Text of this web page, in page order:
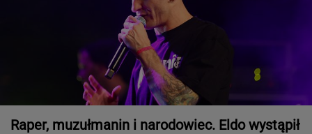
Raper, muzułmanin i narodowiec. Eldo wystąpił